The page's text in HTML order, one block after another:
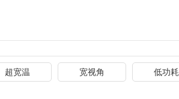
超宽温 宽视角 低功耗